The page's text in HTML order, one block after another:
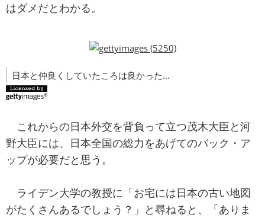
はダメだとわかる。
日本と仲良くしていたころは良かった…
これからの日本外交を背負って立つ茂木大臣と河
野大臣には、日本全国の総力をあげてのバック・ア
ップが必要だと思う。
ライデン大学の教授に「お宅には日本の古い地図
がたくさんあるでしょう？」と尋ねると、「ありま